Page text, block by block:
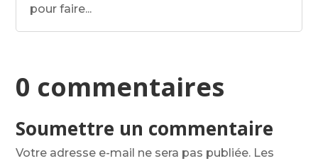
pour faire...
0 commentaires
Soumettre un commentaire
Votre adresse e-mail ne sera pas publiée. Les